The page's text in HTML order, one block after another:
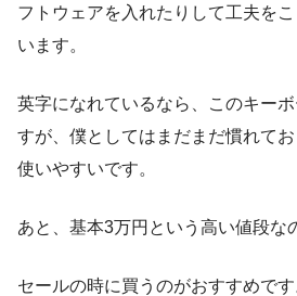
フトウェアを入れたりして工夫を
います。
英字になれているなら、このキー
すが、僕としてはまだまだ慣れて
使いやすいです。
あと、基本3万円という高い値段な
セールの時に買うのがおすすめです